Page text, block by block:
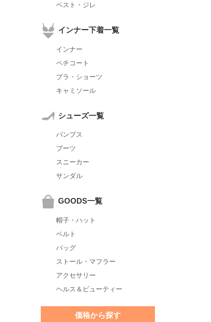
ベスト・ジレ
インナー下着一覧
インナー
ペチコート
ブラ・ショーツ
キャミソール
シューズ一覧
パンプス
ブーツ
スニーカー
サンダル
GOODS一覧
帽子・ハット
ベルト
バッグ
ストール・マフラー
アクセサリー
ヘルス＆ビューティー
価格から探す